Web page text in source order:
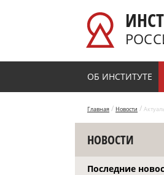
ОБ ИНСТИТУТЕ
Главная / Новости /
НОВОСТИ
Последние